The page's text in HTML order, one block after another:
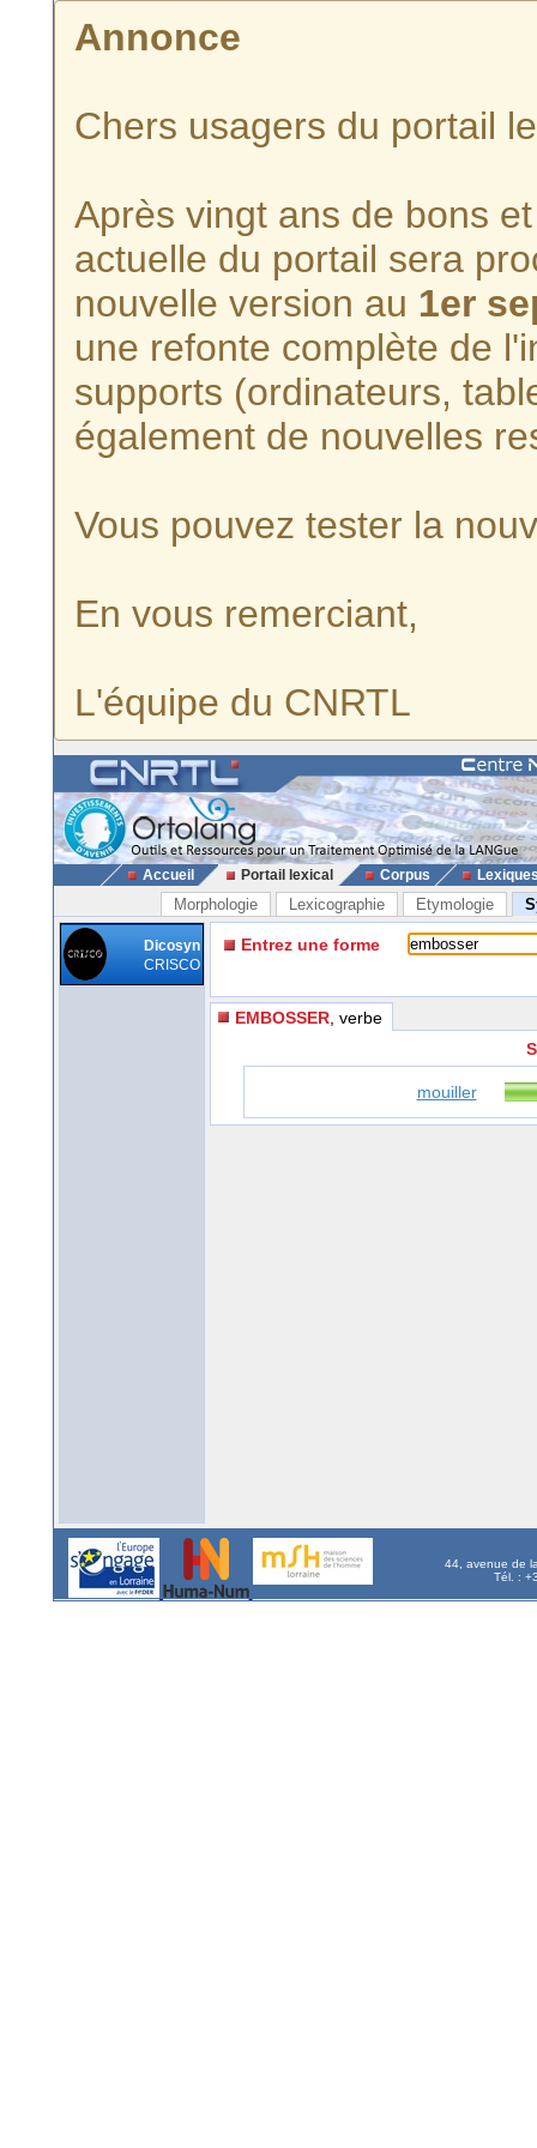
Annonce
Chers usagers du portail
Après vingt ans de bons
actuelle du portail sera
nouvelle version au 1er
une refonte complète de
supports (ordinateurs,
également de nouvelles
Vous pouvez tester la
En vous remerciant,
L'équipe du CNRTL
Accueil Portail lexical Corpus
Morphologie Lexicographie Etymologie
Dicosyn
CRISCO
Entrez une forme
EMBOSSER , verbe
mouiller
44, avenue de
Tél. :